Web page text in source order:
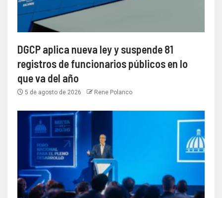
DGCP aplica nueva ley y suspende 81
registros de funcionarios públicos en lo
que va del año
5 de agosto de 2026 Rene Polanco